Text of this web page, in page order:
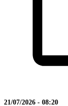
21/07/2026 - 08:20